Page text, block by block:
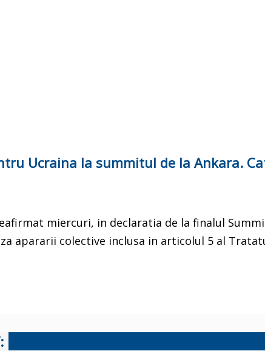
Ucraina la summitul de la Ankara.
miercuri, in declaratia de la finalul
apararii colective inclusa in articolul 5 al